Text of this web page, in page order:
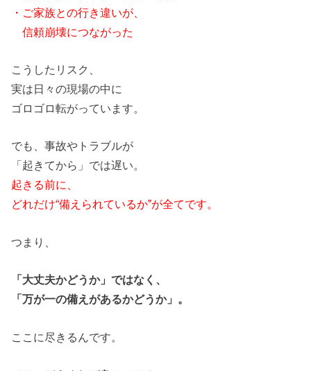
・ご家族との行き違いが、
信頼崩壊につながった
こうしたリスク、
実は日々の現場の中に
ゴロゴロ転がっています。
でも、事故やトラブルが
「起きてから」では遅い。
起きる前に、
どれだけ“備えられているか”が全てです。
つまり、
「大丈夫かどうか」ではなく、
「万が一の備えがあるかどうか」。
ここに尽きるんです。